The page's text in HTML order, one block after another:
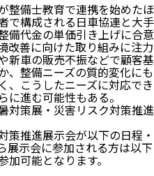
整備士教育で連携を始めたほ
で構成される日車協連と大手
備代金の単価引き上げに合意
改善に向けた取り組みに注力
新車の販売不振などで顧客基
、整備ニーズの質的変化にも
、こうしたニーズに対応でき
進む可能性もある。
対策展・災害リスク対策推進
策推進展示会が以下の日程・
展示会に参加される方は以下
可能となります。